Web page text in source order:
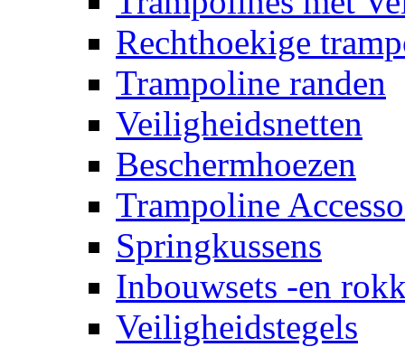
Rechthoekige
Trampoline randen
Veiligheidsnetten
Beschermhoezen
Trampoline
Springkussens
Inbouwsets -en
Veiligheidstegels